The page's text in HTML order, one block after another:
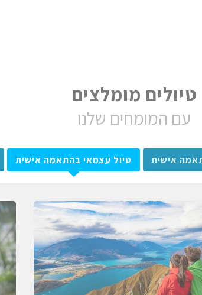
טיולים מומלצים
עם המומחים שלנו
אישית טיול עצמאי בהתאמה אישית